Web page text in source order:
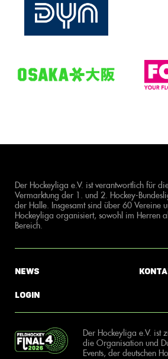
Der Hockeyliga e.V. ist verantwortlich für
Vermarktung der 1. und 2. Hockey-
der Halle. Insgesamt sind über 60 Vereine
Hockeyliga organisiert, sowohl im Herren
Bereich.
News
Login
Der Hockeyliga e.V. ist
die Organisation und
Events, der deutschen